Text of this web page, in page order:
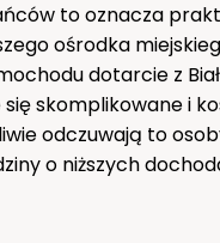
to oznacza
ośrodka
dotarcie z
skomplikowane i
odczuwają to
o niższych